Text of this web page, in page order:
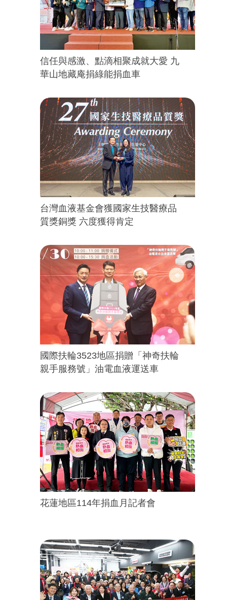
信任與感激、點滴相聚成就大愛 九
華山地藏庵捐綠能捐血車
台灣血液基金會獲國家生技醫療品
質獎銅獎 六度獲得肯定
國際扶輪3523地區捐贈「神奇扶輪
親手服務號」油電血液運送車
花蓮地區114年捐血月記者會